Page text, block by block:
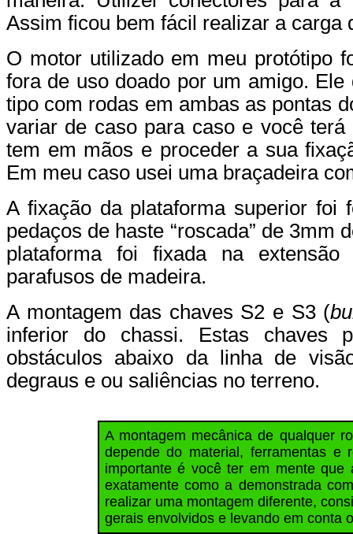
Assim ficou bem fácil realizar a carga
O motor utilizado em meu protótipo
fora de uso doado por um amigo.
tipo com rodas em ambas as pontas
variar de caso para caso e você
tem em mãos e proceder a sua
Em meu caso usei uma braçadeira
A fixação da plataforma superior foi
pedaços de haste “roscada” de 3mm
plataforma foi fixada na
parafusos de madeira.
A montagem das chaves S2 e S3 (
inferior do chassi. Estas chaves
obstáculos abaixo da linha de
degraus e ou saliências no terreno.
A montagem mecânica de qualquer
depende do material, ferramentas e
importante é você ter em mente que
exatamente como a demonstrada
realizar uma montagem diferente,
gerais envolvidos e levando em conta